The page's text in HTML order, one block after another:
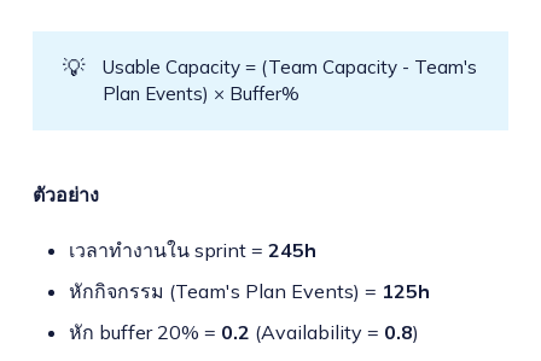
💡
Usable Capacity = (Team Capacity - Team's
Plan Events) × Buffer%
ตัวอย่าง
เวลาทำงานใน sprint = 245h
หักกิจกรรม (Team's Plan Events) = 125h
หัก buffer 20% = 0.2 (Availability = 0.8)